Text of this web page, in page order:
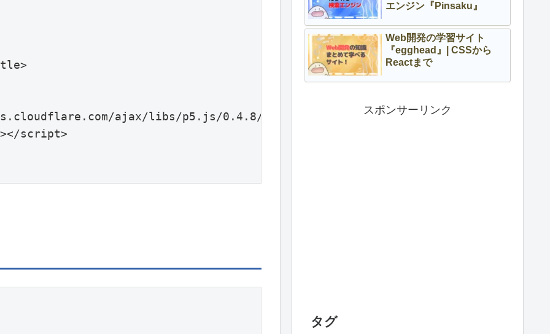
エンジン『Pinsaku』
Web開発の学習サイト
『egghead』| CSSから
Reactまで
スポンサーリンク
タグ